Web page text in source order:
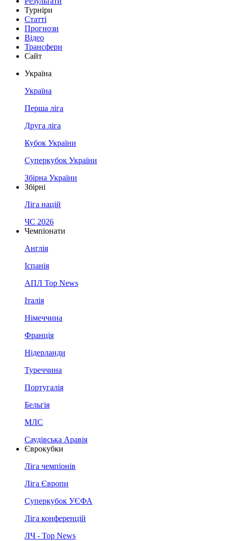
Турніри
Статті
Прогнози
Відео
Трансфери
Сайт
Україна
Україна
Перша ліга
Друга ліга
Кубок України
Суперкубок України
Збірна України
Збірні
Ліга націй
ЧС 2026
Чемпіонати
Англія
Іспанія
АПЛ Top News
Італія
Німеччина
Франція
Нідерланди
Туреччина
Португалія
Бельгія
МЛС
Саудівська Аравія
Єврокубки
Ліга чемпіонів
Ліга Європи
Суперкубок УЄФА
Ліга конференцій
ЛЧ - Top News